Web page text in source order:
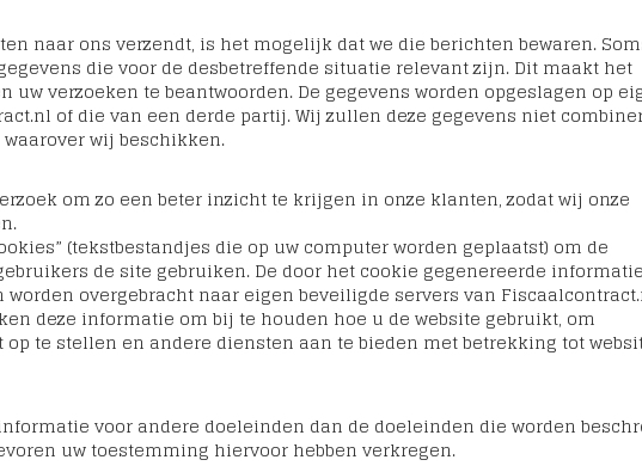
naar ons verzendt, is het mogelijk dat we die berichten bewaren.
die voor de desbetreffende situatie relevant zijn. Dit maakt het
verzoeken te beantwoorden. De gegevens worden opgeslagen op
of die van een derde partij. Wij zullen deze gegevens niet
wij beschikken.
om zo een beter inzicht te krijgen in onze klanten, zodat wij onze
(tekstbestandjes die op uw computer worden geplaatst) om de
de site gebruiken. De door het cookie gegenereerde informatie
worden overgebracht naar eigen beveiligde servers van
deze informatie om bij te houden hoe u de website gebruikt, om
te stellen en andere diensten aan te bieden met betrekking tot
voor andere doeleinden dan de doeleinden die worden
uw toestemming hiervoor hebben verkregen.